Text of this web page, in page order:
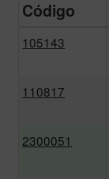
Código
105143
110817
2300051